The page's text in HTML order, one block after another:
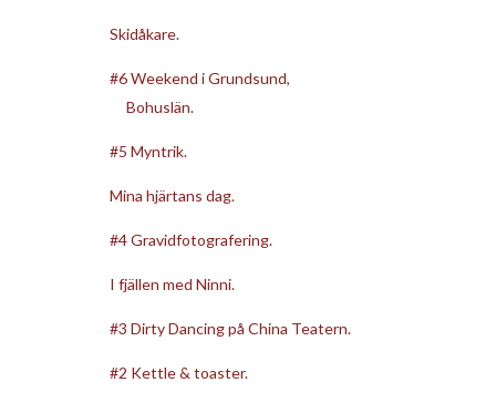
Skidåkare.
#6 Weekend i Grundsund,
Bohuslän.
#5 Myntrik.
Mina hjärtans dag.
#4 Gravidfotografering.
I fjällen med Ninni.
#3 Dirty Dancing på China Teatern.
#2 Kettle & toaster.